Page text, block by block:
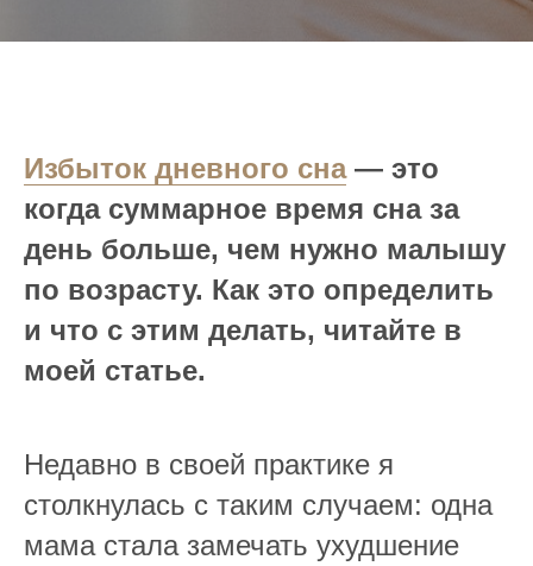
Избыток дневного сна— это
когда суммарное время сна за
день больше, чем нужно малышу
по возрасту. Как это определить
и что с этим делать, читайте в
моей статье.
Недавно в своей практике я
столкнулась с таким случаем: одна
мама стала замечать ухудшение